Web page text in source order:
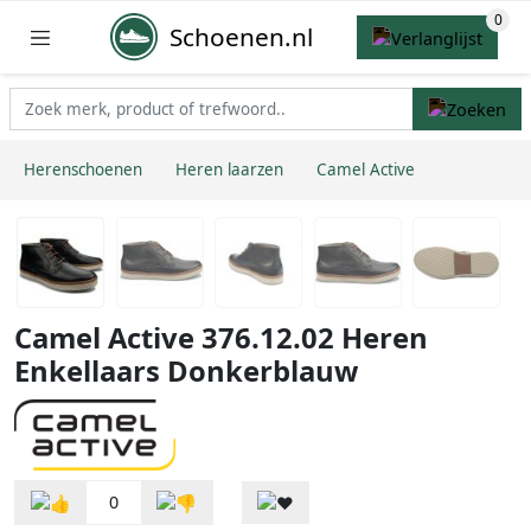
Schoenen.nl
Herenschoenen Heren laarzen Camel Active
Camel Active 376.12.02 Heren
Enkellaars Donkerblauw
0